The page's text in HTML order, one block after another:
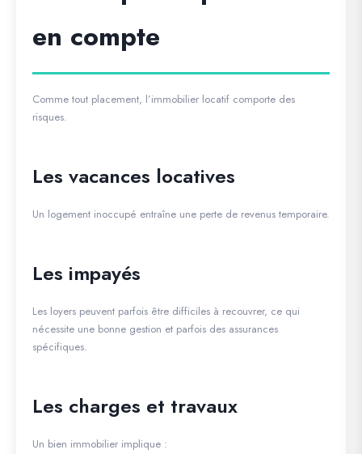
en compte
Comme tout placement, l’immobilier locatif comporte des
risques.
Les vacances locatives
Un logement inoccupé entraîne une perte de revenus temporaire.
Les impayés
Les loyers peuvent parfois être difficiles à recouvrer, ce qui
nécessite une bonne gestion et parfois des assurances
spécifiques.
Les charges et travaux
Un bien immobilier implique :